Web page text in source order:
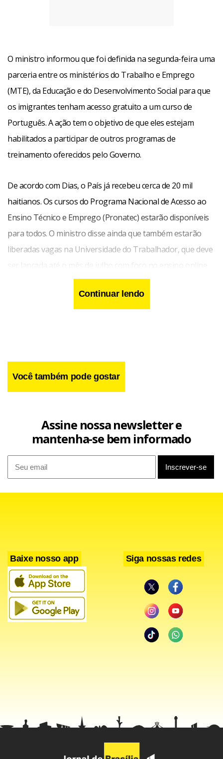
O ministro informou que foi definida na segunda-feira uma
parceria entre os ministérios do Trabalho e Emprego
(MTE), da Educação e do Desenvolvimento Social para que
os imigrantes tenham acesso gratuito a um curso de
Português. A ação tem o objetivo de que eles estejam
habilitados a participar de outros programas de
treinamento oferecidos pelo Governo.
De acordo com Dias, o País já recebeu cerca de 20 mil
haitianos. Os cursos do Programa Nacional de Acesso ao
Ensino Técnico e Emprego (Pronatec) estarão disponíveis
para todos. O ministro disse ainda que também estarão
liberadas vagas na Universidade do Trabalhador, que deve
ser lançada até o mês de julho com foco no ensino online.
Manoel Dias participa na manhã desta quarta de uma
Público.
Facebook
WhatsApp
LinkedIn Telegram
Share
Continuar lendo
Você também pode gostar
Assine nossa newsletter e
mantenha-se bem informado
Baixe nosso app Siga nossas redes